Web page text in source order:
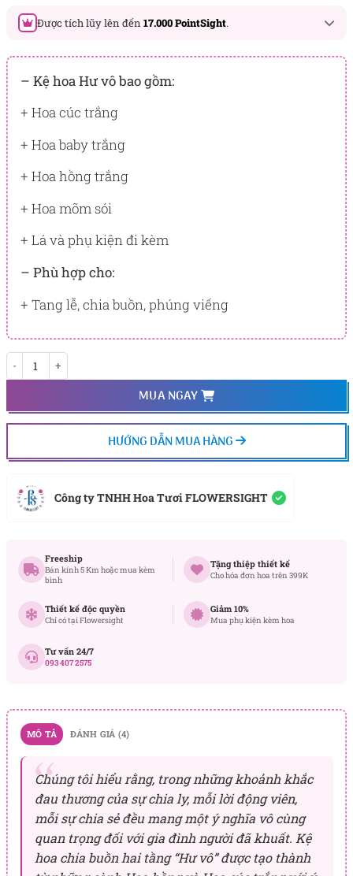
Được tích lũy lên đến 17.000 PointSight.
Đây là số PointSight ước tính bạn sẽ được tích lũy khi mua
sản phẩm hôm nay, tương ứng với quyền lợi hạng
PointSight có giá trị dùng để trừ trực tiếp vào đơn hàng hoặc
đổi quà tặng ưu đãi tại Flowersight.
Đăng nhập
Đăng ký
chính xác nhất dành cho bạn.
– Kệ hoa Hư vô bao gồm:
+ Hoa cúc trắng
+ Hoa baby trắng
+ Hoa hồng trắng
+ Hoa mõm sói
+ Lá và phụ kiện đi kèm
– Phù hợp cho:
+ Tang lễ, chia buồn, phúng viếng
MUA NGAY
HƯỚNG DẪN MUA HÀNG
Công ty TNHH Hoa Tươi FLOWERSIGHT
Freeship
Bán kính 5 Km hoặc mua kèm
bình
Tặng thiệp thiết kế
Cho hóa đơn hoa trên 399K
Thiết kế độc quyền
Chỉ có tại Flowersight
Giảm 10%
Mua phụ kiện kèm hoa
Tư vấn 24/7
093 407 2575
MÔ TẢ ĐÁNH GIÁ (4)
Chúng tôi hiểu rằng, trong những khoảnh khắc
đau thương của sự chia ly, mỗi lời động viên,
mỗi sự chia sẻ đều mang một ý nghĩa vô cùng
quan trọng đối với gia đình người đã khuất. Kệ
hoa chia buồn hai tầng “Hư vô” được tạo thành